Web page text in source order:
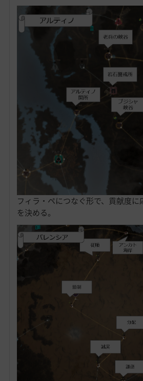
フィラ・ペにつなぐ形で、貢献度
を決める。